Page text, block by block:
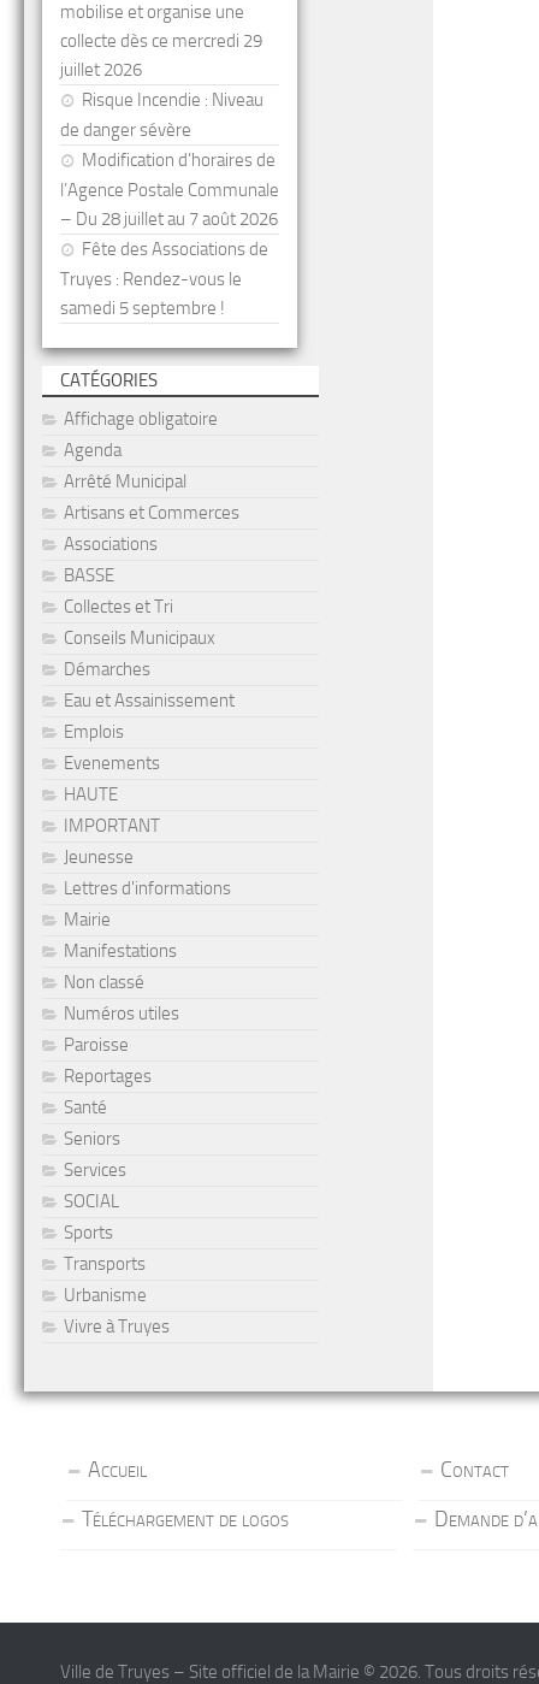
mobilise et organise une
collecte dès ce mercredi 29
juillet 2026
Risque Incendie : Niveau
de danger sévère
Modification d’horaires de
l’Agence Postale Communale
– Du 28 juillet au 7 août 2026
Fête des Associations de
Truyes : Rendez-vous le
samedi 5 septembre !
CATÉGORIES
Affichage obligatoire
Agenda
Arrêté Municipal
Artisans et Commerces
Associations
BASSE
Collectes et Tri
Conseils Municipaux
Démarches
Eau et Assainissement
Emplois
Evenements
HAUTE
IMPORTANT
Jeunesse
Lettres d'informations
Mairie
Manifestations
Non classé
Numéros utiles
Paroisse
Reportages
Santé
Seniors
Services
SOCIAL
Sports
Transports
Urbanisme
Vivre à Truyes
Accueil
Contact
Téléchargement de logos
Demande
Ville de Truyes – Site officiel de la Mairie © 2026. Tous droits